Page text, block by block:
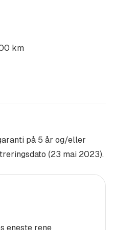
!
utstyr og tjenester til din
km
på 5 år og/eller
(23 mai 2023).
eneste rene